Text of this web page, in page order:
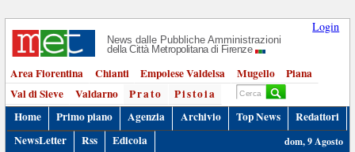
Login
News dalle Pubbliche Amministrazioni
della Città Metropolitana di Firenze
Area Fiorentina Chianti Empolese Valdelsa Mugello
Piana
Val di Sieve
Valdarno Prato
Pistoia
Home
Primo piano Agenzia Archivio Top News
Redattori
NewsLetter
Rss Edicola dom, 9 Agosto